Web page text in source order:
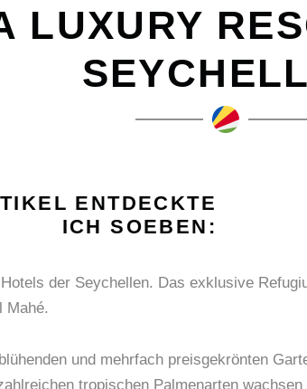
LUXURY
ENTDECKTE
ICH SOEBEN:
der Seychellen. Das exklusive
Mahé.
und mehrfach preisgekrönten
tropischen Palmenarten